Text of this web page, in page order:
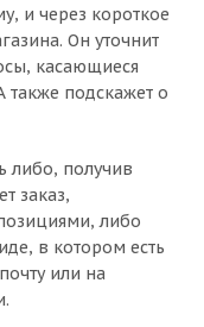
и через короткое
Он уточнит
касающиеся
также подскажет о
либо, получив
заказ,
либо
в котором есть
или на